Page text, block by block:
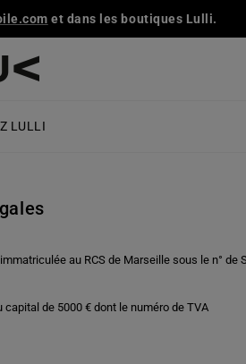
et dans les boutiques Lulli.
LULLI
au RCS de Marseille sous le n° de
de 5000 € dont le numéro de TVA